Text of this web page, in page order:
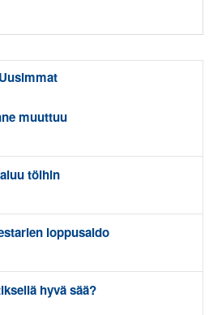
Uusimmat
muuttuu
töihin
loppusaldo
hyvä sää?